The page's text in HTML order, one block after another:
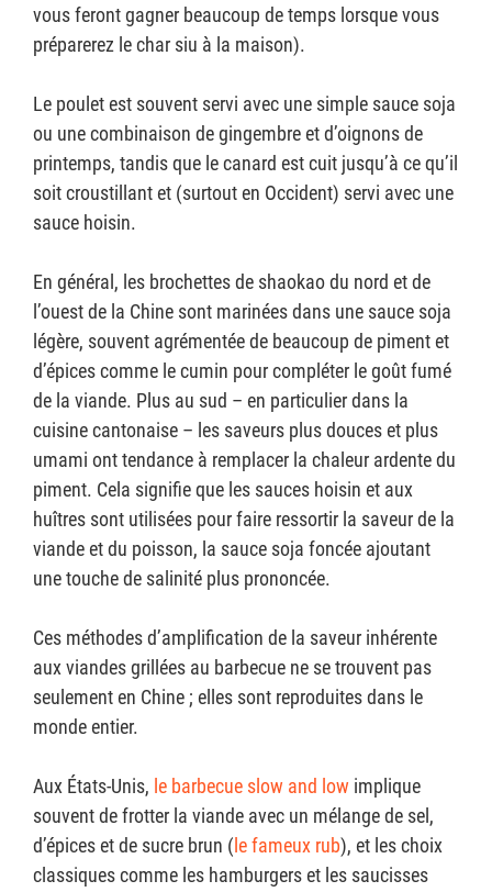
vous feront gagner beaucoup de temps lorsque vous
préparerez le char siu à la maison).
Le poulet est souvent servi avec une simple sauce soja
ou une combinaison de gingembre et d’oignons de
printemps, tandis que le canard est cuit jusqu’à ce qu’il
soit croustillant et (surtout en Occident) servi avec une
sauce hoisin.
En général, les brochettes de shaokao du nord et de
l’ouest de la Chine sont marinées dans une sauce soja
légère, souvent agrémentée de beaucoup de piment et
d’épices comme le cumin pour compléter le goût fumé
de la viande. Plus au sud – en particulier dans la
cuisine cantonaise – les saveurs plus douces et plus
umami ont tendance à remplacer la chaleur ardente du
piment. Cela signifie que les sauces hoisin et aux
huîtres sont utilisées pour faire ressortir la saveur de la
viande et du poisson, la sauce soja foncée ajoutant
une touche de salinité plus prononcée.
Ces méthodes d’amplification de la saveur inhérente
aux viandes grillées au barbecue ne se trouvent pas
seulement en Chine ; elles sont reproduites dans le
monde entier.
Aux États-Unis, le barbecue slow and low implique
souvent de frotter la viande avec un mélange de sel,
d’épices et de sucre brun ( le fameux rub), et les choix
classiques comme les hamburgers et les saucisses